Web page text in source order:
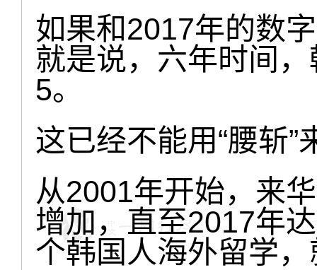
如果和2017年的数
就是说，六年时间
5。
这已经不能用“腰斩”
从2001年开始，来
增加，直至2017年
个韩国人海外留学